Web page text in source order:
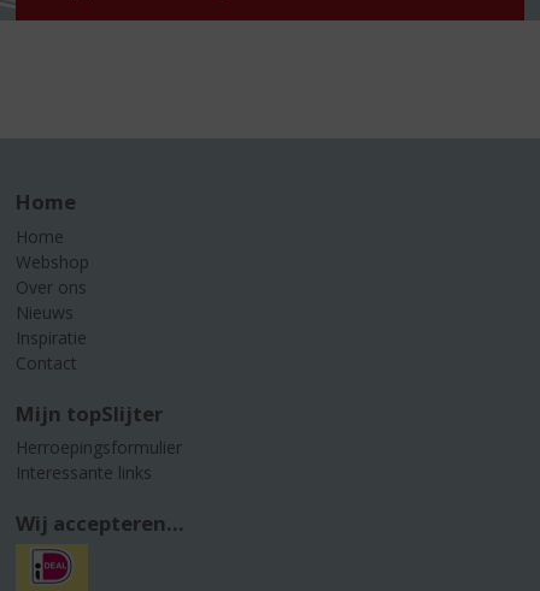
Home
Home
Webshop
Over ons
Nieuws
Inspiratie
Contact
Mijn topSlijter
Herroepingsformulier
Interessante links
Wij accepteren...